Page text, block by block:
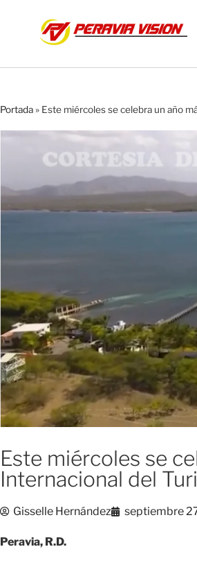
Portada» Este miércoles se celebra un año
Este miércoles se
Internacional del
Gisselle Hernández septiembre
Peravia, R.D.